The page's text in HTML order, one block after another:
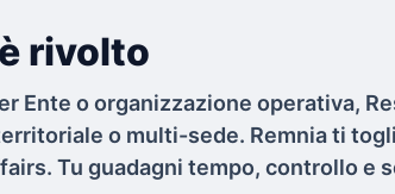
rivolto
Ente o organizzazione operativa,
o multi-sede. Remnia ti
Tu guadagni tempo, controllo e